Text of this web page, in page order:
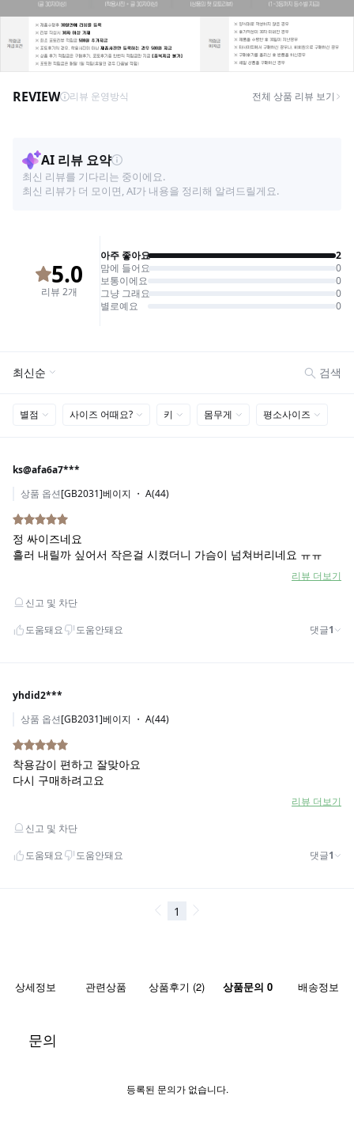
상세정보 관련상품 상품후기 (2) 상품문의 0 배송정보
문의
등록된 문의가 없습니다.